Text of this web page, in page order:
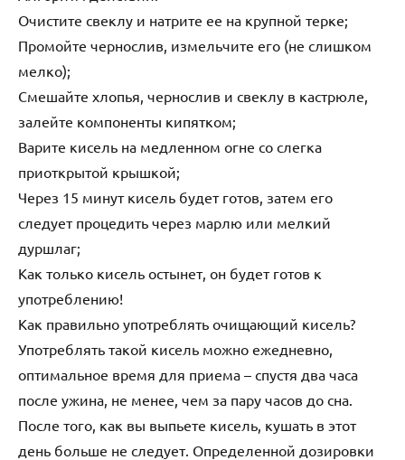
Очистите свеклу и натрите ее на крупной терке;
Промойте чернослив, измельчите его (не слишком
мелко);
Смешайте хлопья, чернослив и свеклу в кастрюле,
залейте компоненты кипятком;
Варите кисель на медленном огне со слегка
приоткрытой крышкой;
Через 15 минут кисель будет готов, затем его
следует процедить через марлю или мелкий
дуршлаг;
Как только кисель остынет, он будет готов к
употреблению!
Как правильно употреблять очищающий кисель?
Употреблять такой кисель можно ежедневно,
оптимальное время для приема – спустя два часа
после ужина, не менее, чем за пару часов до сна.
После того, как вы выпьете кисель, кушать в этот
день больше не следует. Определенной дозировки